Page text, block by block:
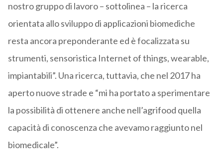
nostro gruppo di lavoro – sottolinea – la ricerca
orientata allo sviluppo di applicazioni biomediche
resta ancora preponderante ed è focalizzata su
strumenti, sensoristica Internet of things, wearable,
impiantabili”. Una ricerca, tuttavia, che nel 2017 ha
aperto nuove strade e “mi ha portato a sperimentare
la possibilità di ottenere anche nell’agrifood quella
capacità di conoscenza che avevamo raggiunto nel
biomedicale”.